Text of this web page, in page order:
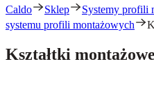
Caldo Sklep Systemy profili
systemu profili montażowych
Kształtki